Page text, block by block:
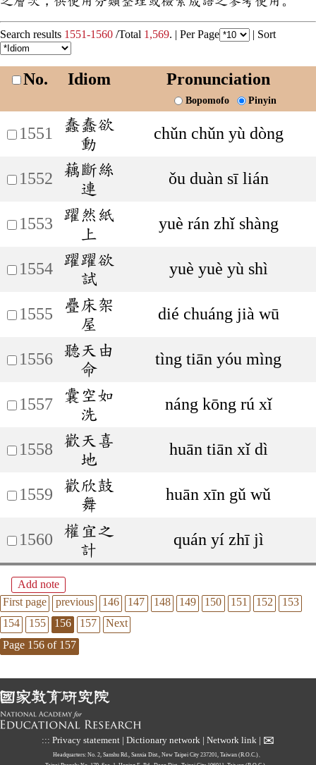
Search results 1551-1560 /Total 1,569. | Per Page | Sort
No. Idiom Pronunciation
Bopomofo Pinyin
1551
蠢蠢欲
動
chǔn chǔn yù dòng
1552
藕斷絲
連
ǒu duàn sī lián
1553
躍然紙
上
yuè rán zhǐ shàng
1554
躍躍欲
試
yuè yuè yù shì
1555
疊床架
屋
dié chuáng jià wū
1556
聽天由
命
tìng tiān yóu mìng
1557
囊空如
洗
náng kōng rú xǐ
1558
歡天喜
地
huān tiān xǐ dì
1559
歡欣鼓
舞
huān xīn gǔ wǔ
1560
權宜之
計
quán yí zhī jì
Add note
First page
previous 146 147 148 149 150 151 152
153
154
155 156 157
Next
Page 156 of 157
::: Privacy statement Dictionary network Network link ✉
Headquarters: No. 2, Sanshu Rd., Sanxia Dist., New Taipei City 237201, Taiwan (R.O.C.)、